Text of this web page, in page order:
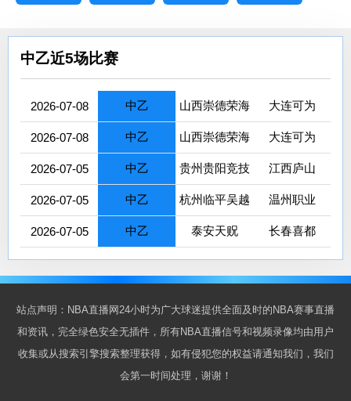
中乙近5场比赛
2026-07-08 中乙 山西崇德荣海 大连可为
2026-07-08 中乙 山西崇德荣海 大连可为
2026-07-05 中乙 贵州贵阳竞技 江西庐山
2026-07-05 中乙 杭州临平吴越 温州职业
2026-07-05 中乙 泰安天贶 长春喜都
站点声明：NBA直播网24小时为广大球迷提供全面及时的NBA赛事直播
和资讯，完全绿色安全无插件，所有NBA直播信号和视频录像均由用户
收集或从搜索引擎搜索整理获得，如有侵犯您的权益请通知我们，我们
会第一时间处理，谢谢！